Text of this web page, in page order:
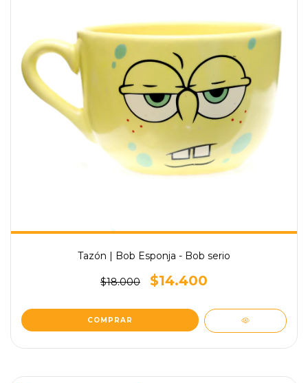
Tazón | Bob Esponja - Bob serio
$18.000 $14.400